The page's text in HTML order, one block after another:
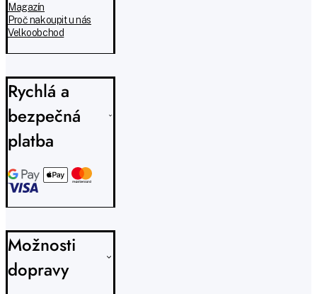
Magazín
Proč nakoupit u nás
Velkoobchod
Rychlá a
bezpečná
platba
Možnosti
dopravy